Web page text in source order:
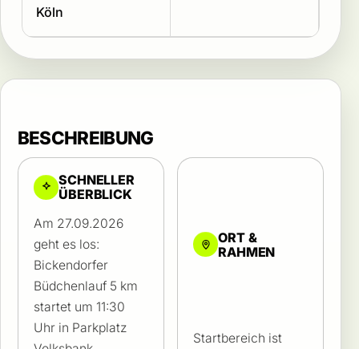
Köln
BESCHREIBUNG
SCHNELLER
ÜBERBLICK
Am 27.09.2026
geht es los:
Bickendorfer
Büdchenlauf 5 km
startet um 11:30
Uhr in Parkplatz
ORT &
RAHMEN
Startbereich ist